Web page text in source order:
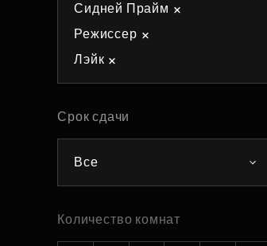
Сидней Прайм
Режиссер
Лэйк
Срок сдачи
Все
Количество комнат